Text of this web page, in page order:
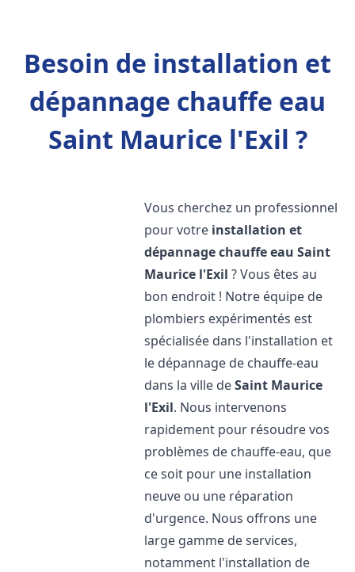
Besoin de installation et
dépannage chauffe eau
Saint Maurice l'Exil ?
Vous cherchez un professionnel
pour votre installation et
dépannage chauffe eau Saint
Maurice l'Exil ? Vous êtes au
bon endroit ! Notre équipe de
plombiers expérimentés est
spécialisée dans l'installation et
le dépannage de chauffe-eau
dans la ville deSaint Maurice
l'Exil. Nous intervenons
rapidement pour résoudre vos
problèmes de chauffe-eau, que
ce soit pour une installation
neuve ou une réparation
d'urgence. Nous offrons une
large gamme de services,
notamment l'installation de